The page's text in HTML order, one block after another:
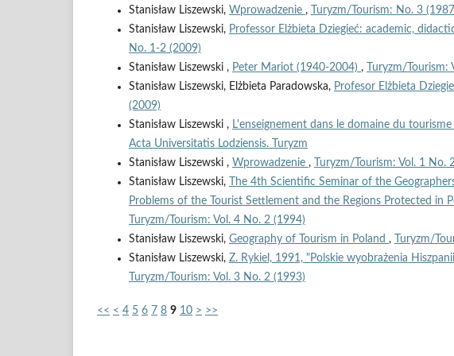
Stanisław Liszewski, Wprowadzenie ,
Turyzm/Tourism: No. 3
Stanisław Liszewski, Professor Elżbieta Dziegieć: academic,
No. 1-2 (2009)
Stanisław Liszewski , Peter Mariot (1940-2004) ,
Turyzm/
Stanisław Liszewski, Elżbieta Paradowska, Profesor Elżbieta
(2009)
Stanisław Liszewski , L'enseignement dans le domaine du tourisme
Acta Universitatis Lodziensis. Turyzm
Stanisław Liszewski , Wprowadzenie ,
Turyzm/Tourism: Vol. 1 No.
Stanisław Liszewski,
The 4th Scientific Seminar of the
Problems of the Tourist Settlement and the Regions Protected in
Turyzm/Tourism: Vol. 4 No. 2 (1994)
Stanisław Liszewski, Geography of Tourism in Poland ,
Turyzm/
Stanisław Liszewski, Z. Rykiel, 1991, "Polskie wyobrażenia
Turyzm/Tourism: Vol. 3 No. 2 (1993)
<< < 4 5 6 7 8 9 10 > >>